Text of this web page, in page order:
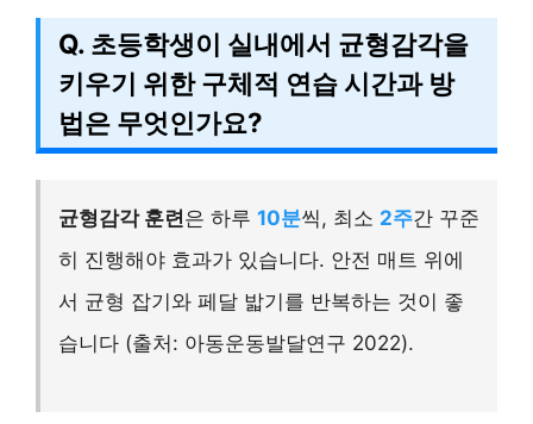
Q. 초등학생이 실내에서 균형감각을
키우기 위한 구체적 연습 시간과 방
법은 무엇인가요?
균형감각 훈련은 하루 10분씩, 최소 2주간 꾸준
히 진행해야 효과가 있습니다. 안전 매트 위에
서 균형 잡기와 페달 밟기를 반복하는 것이 좋
습니다 (출처: 아동운동발달연구 2022).